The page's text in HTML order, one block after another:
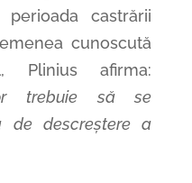
castrării
cunoscută
Plinius afirma:
trebuie să se
de descreștere a